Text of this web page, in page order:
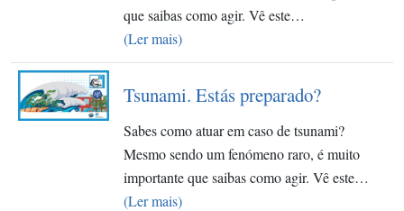
que saibas como agir. Vê este…
(Ler mais)
Tsunami. Estás preparado?
Sabes como atuar em caso de tsunami?
Mesmo sendo um fenómeno raro, é muito
importante que saibas como agir. Vê este…
(Ler mais)